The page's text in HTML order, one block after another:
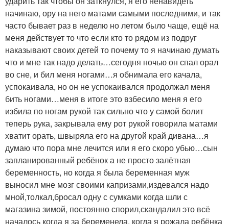
начинаю, ору на него матами самыми последними, и так
часто бывает раз в неделю но летом было чаще, ещё на
меня действует то что если кто то рядом из подруг
наказывают своих детей то почему то я начинаю думать
что и мне так надо делать…сегодня ночью он спал орал
во сне, и бил меня ногами…я обнимала его качала,
успокаивала, но он не успокаивался продолжал меня
бить ногами…меня в итоге это взбесило меня я его
избила по ногам рукой так сильно что у самой болит
теперь рука, закрывала ему рот рукой говорила матами
хватит орать, швыряла его на другой край дивана…я
думаю что пора мне лечится или я его скоро убью…сын
запланированный ребёнок а не просто залётная
беременность, но когда я была беременная муж
выносил мне мозг своими капризами,издевался надо
мной,толкал,бросал одну с сумками когда шли с
магазина зимой, постоянно спорил,скандалил это всё
началось когда я за беременела, когда я рожала ребёнка